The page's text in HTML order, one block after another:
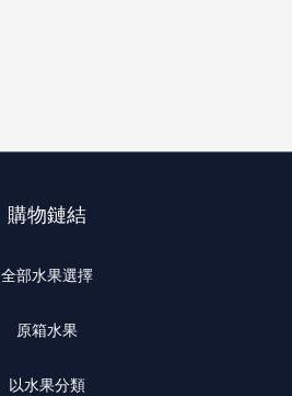
購物鏈結
全部水果選擇
原箱水果
以水果分類